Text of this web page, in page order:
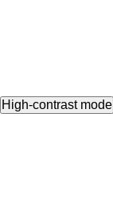
High-contrast mode